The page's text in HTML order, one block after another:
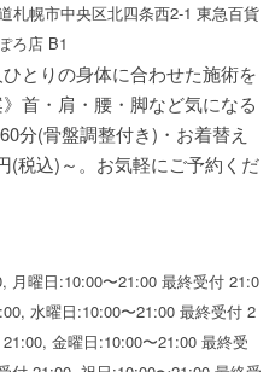
札幌市中央区北四条西2-1 東急百貨
ろ店 B1
ひとりの身体に合わせた施術を
首・肩・腰・脚など気になる
分(骨盤調整付き)・お着替え
(税込)～。お気軽にご予約くだ
月曜日:10:00〜21:00 最終受付 21:0
水曜日:10:00〜21:00 最終受付 2
金曜日:10:00〜21:00 最終受